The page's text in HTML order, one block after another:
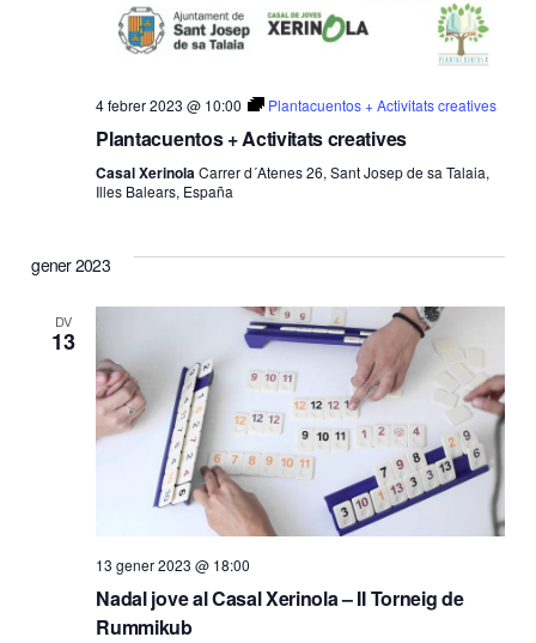
4 febrer 2023 @ 10:00 Plantacuentos + Activitats creatives
Plantacuentos + Activitats creatives
Casal XerinolaCarrer d´Atenes 26, Sant Josep de sa Talaia,
Illes Balears, España
gener 2023
DV
13
13 gener 2023 @ 18:00
Nadal jove al Casal Xerinola – II Torneig de
Rummikub